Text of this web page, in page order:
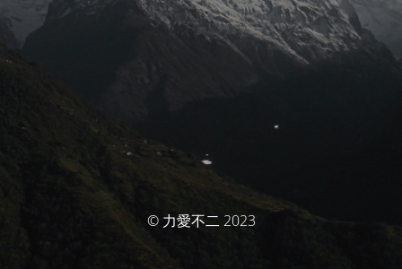
© 力愛不二 2023